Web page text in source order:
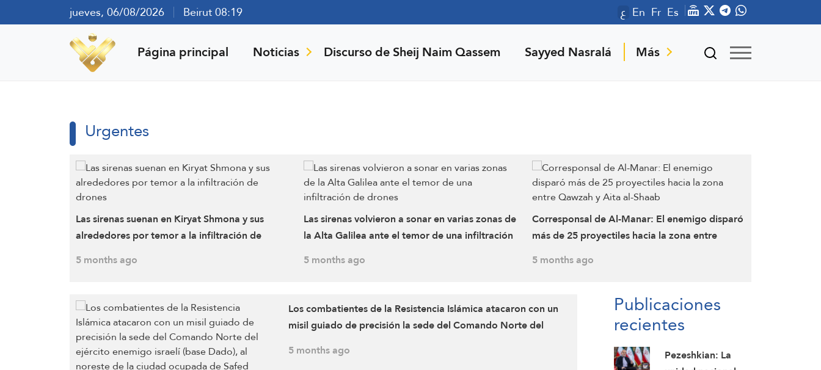
jueves, 06/08/2026 Beirut 08:19 ع En Fr Es
Página principal Noticias Discurso de Sheij Naim Qassem Sayyed Nasralá Más
Urgentes
Las sirenas suenan en Kiryat Shmona y sus
alrededores por temor a la infiltración de
drones
5 months ago
Las sirenas volvieron a sonar en varias zonas de
la Alta Galilea ante el temor de una infiltración
de drones
5 months ago
Corresponsal de Al-Manar: El enemigo disparó
más de 25 proyectiles hacia la zona entre
Qawzah y Aita al-Shaab
5 months ago
Los combatientes de la Resistencia Islámica atacaron con un
misil guiado de precisión la sede del Comando Norte del
ejército enemigo israelí (base Dado), al noreste de la ciudad
ocupada de Safed
5 months ago
Publicaciones
recientes
Pezeshkian: La